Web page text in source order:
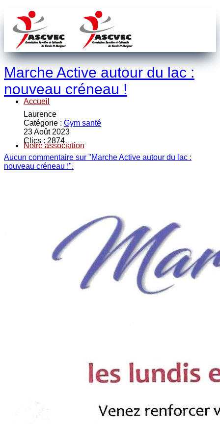
Accueil
Notre association
Marche Active autour du lac :
nouveau créneau !
Laurence
Catégorie : Gym santé
23 Août 2023
Clics : 2874
Aucun commentaire sur "Marche Active autour du lac :
nouveau créneau !".